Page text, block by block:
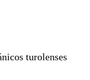
turolenses